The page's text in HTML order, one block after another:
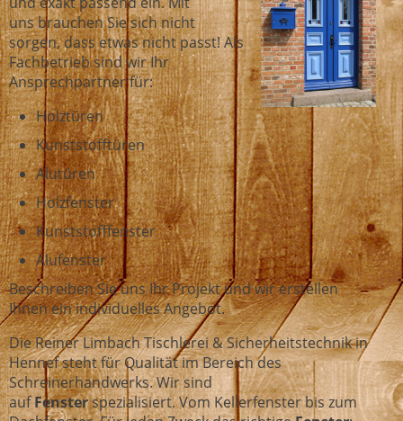
uns brauchen Sie sich nicht
sorgen, dass etwas nicht passt! Als
Fachbetrieb sind wir Ihr
Ansprechpartner für:
Holztüren
Kunststofftüren
Alutüren
Holzfenster
Kunststofffenster
Alufenster
Beschreiben Sie uns Ihr Projekt und wir erstellen
Ihnen ein individuelles Angebot.
Die Reiner Limbach Tischlerei & Sicherheitstechnik in
Hennef steht für Qualität im Bereich des
Schreinerhandwerks. Wir sind
aufFensterspezialisiert. Vom Kellerfenster bis zum